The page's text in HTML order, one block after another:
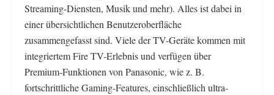
Streaming-Diensten, Musik und mehr). Alles ist dabei in
einer übersichtlichen Benutzeroberfläche
zusammengefasst sind. Viele der TV-Geräte kommen mit
integriertem Fire TV-Erlebnis und verfügen über
Premium-Funktionen von Panasonic, wie z. B.
fortschrittliche Gaming-Features, einschließlich ultra-